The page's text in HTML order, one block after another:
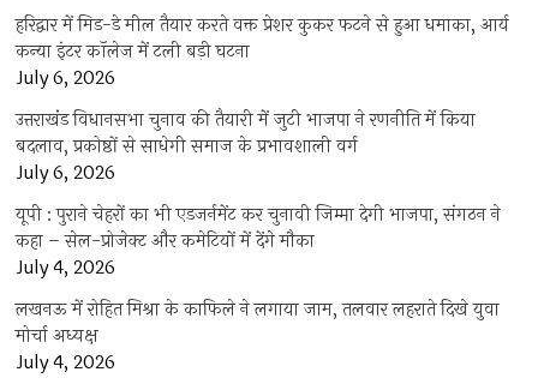
हरिद्वार में मिड-डे मील तैयार करते वक्त प्रेशर कुकर फटने से हुआ धमाका, आर्य
कन्या इंटर कॉलेज में टली बड़ी घटना
July 6, 2026
उत्तराखंंड विधानसभा चुनाव की तैयारी में जुटी भाजपा ने रणनीति में किया
बदलाव, प्रकोष्ठों से साधेगी समाज के प्रभावशाली वर्ग
July 6, 2026
यूपी : पुराने चेहरों का भी एडजर्नमेंट कर चुनावी जिम्मा देगी भाजपा, संगठन ने
कहा – सेल-प्रोजेक्ट और कमेटियों में देंगे मौका
July 4, 2026
लखनऊ में रोहित मिश्रा के काफिले ने लगाया जाम, तलवार लहराते दिखे युवा
मोर्चा अध्यक्ष
July 4, 2026